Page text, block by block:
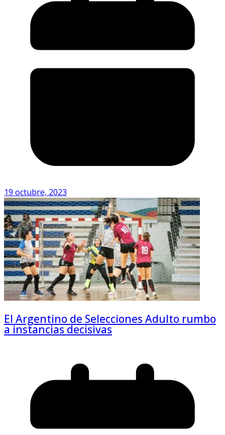
19 octubre, 2023
El Argentino de Selecciones Adulto rumbo
a instancias decisivas